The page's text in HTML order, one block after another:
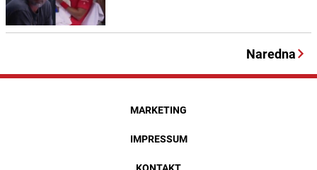
Naredna
MARKETING
IMPRESSUM